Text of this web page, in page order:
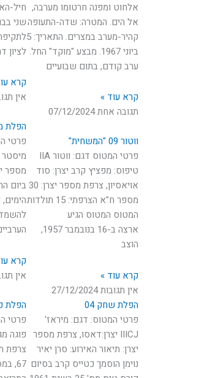
אלחוט ומפנה חרטומו מערבה,
אל הים. המטרה: שדה-התעופה
קהיר-מערב במצרים. התאריך: 5
ביוני 1967. מבצע "מוקד" החל.
ערב קודם, בתום שבועיים
קרא עוד »
תגובה אחת07/12/2024
חיל-
לציון
קרא
אין
ווטור 09 "המשחית"
פרטי המטוס דגם: ווטור IIA
טיפוס: מפציץ קרב יצרן: סוד
אויאסיון, צרפת מספר יצרן: 30
מספר ח"א הצרפתי: 15 תולדות
המטוס המטוס הגיע
ארצה ב-16 בנובמבר 1957,
הוצב
קרא עוד »
אין תגובות27/12/2024
הפלת
ביום
קרא
אין
הפלת שחק 04
פרטי המטוס: דגם: מיראז'
IIICJ יצרן:דאסו, צרפת מספר
יצרן: תיאור האירוע: סרן יאיר
נוימן הוסמך כטייס קרב בסיום
הפלת
פוגה
67,